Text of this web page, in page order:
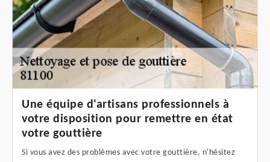
Une équipe d'artisans professionnels à
votre disposition pour remettre en état
votre gouttière
Si vous avez des problèmes avec votre gouttière, n'hésitez